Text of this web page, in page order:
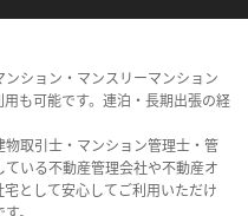
ション・マンスリーマンション
も可能です。連泊・長期出張の経
取引士・マンション管理士・管
いる不動産管理会社や不動産オ
として安心してご利用いただけ